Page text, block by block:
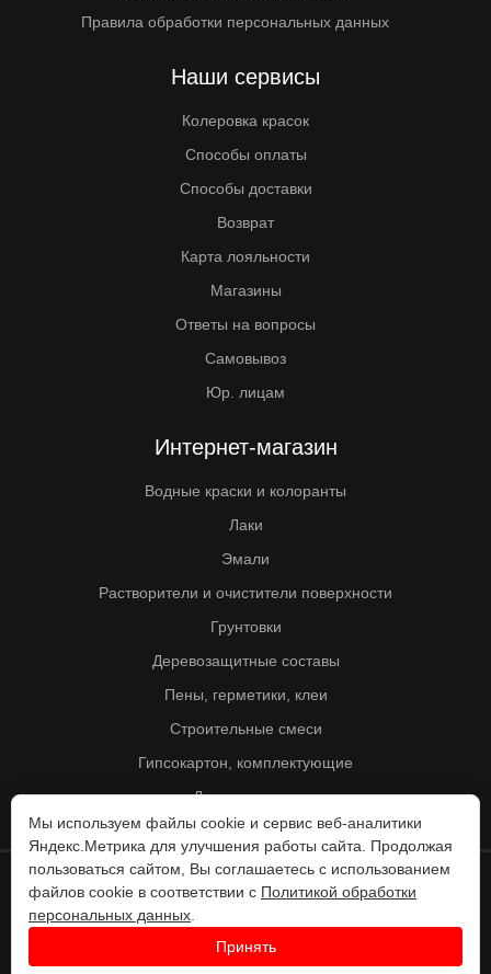
Правила обработки персональных данных
Наши сервисы
Колеровка красок
Способы оплаты
Способы доставки
Возврат
Карта лояльности
Магазины
Ответы на вопросы
Самовывоз
Юр. лицам
Интернет-магазин
Водные краски и колоранты
Лаки
Эмали
Растворители и очистители поверхности
Грунтовки
Деревозащитные составы
Пены, герметики, клеи
Строительные смеси
Гипсокартон, комплектующие
Другие товары
© Колорит 1995 - 2026
Разработка веб-сайта -
Мы используем файлы cookie и сервис веб-аналитики
Яндекс.Метрика для улучшения работы сайта. Продолжая
пользоваться сайтом, Вы соглашаетесь с использованием
файлов cookie в соответствии с Политикой обработки
персональных данных
Принять